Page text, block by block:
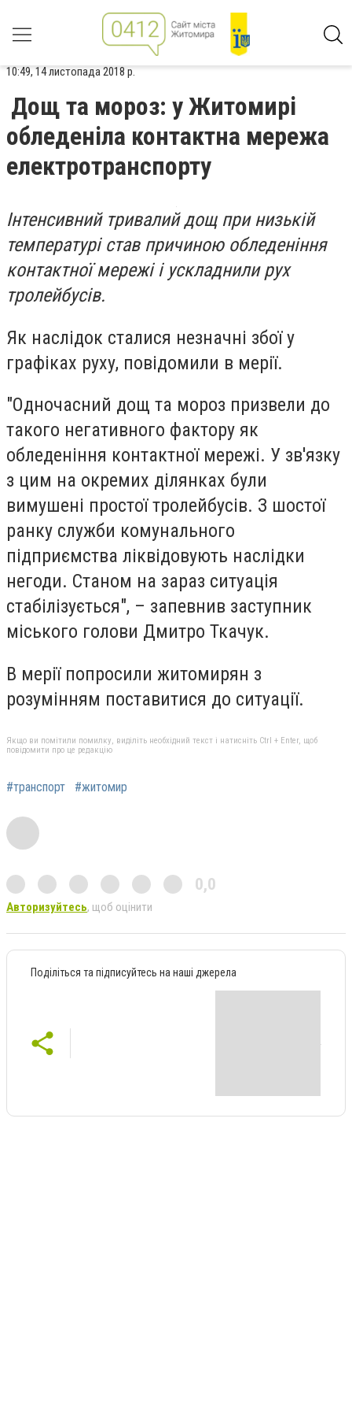
10:49, 14 листопада 2018 р.
Дощ та мороз: у Житомирі
обледеніла контактна мережа
електротранспорту
Інтенсивний тривалий дощ при низькій
температурі став причиною обледеніння
контактної мережі і ускладнили рух
тролейбусів.
Як наслідок сталися незначні збої у
графіках руху, повідомили в мерії.
"Одночасний дощ та мороз призвели до
такого негативного фактору як
обледеніння контактної мережі. У зв'язку
з цим на окремих ділянках були
вимушені простої тролейбусів. З шостої
ранку служби комунального
підприємства ліквідовують наслідки
негоди. Станом на зараз ситуація
стабілізується", – запевнив заступник
міського голови Дмитро Ткачук.
В мерії попросили житомирян з
розумінням поставитися до ситуації.
Якщо ви помітили помилку, виділіть необхідний текст і натисніть Ctrl + Enter, щоб
повідомити про це редакцію
#транспорт #житомир
0,0
Авторизуйтесь, щоб оцінити
Поділіться та підписуйтесь на наші джерела